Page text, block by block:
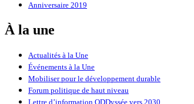
Anniversaire 2019
À la une
Actualités à la Une
Événements à la Une
Mobiliser pour le développement durable
Forum politique de haut niveau